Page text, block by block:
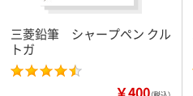
三菱鉛筆 シャープペン クル
トガ
￥400